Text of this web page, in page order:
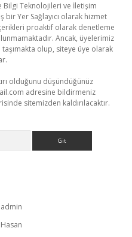
Bilgi Teknolojileri ve İletişim
bir Yer Sağlayıcı olarak hizmet
proaktif olarak denetleme
Ancak, üyelerimiz
olup, siteye üye olarak
olduğunu düşündüğünüz
adresine bildirmeniz
sitemizden kaldırılacaktır.
admin
Hasan